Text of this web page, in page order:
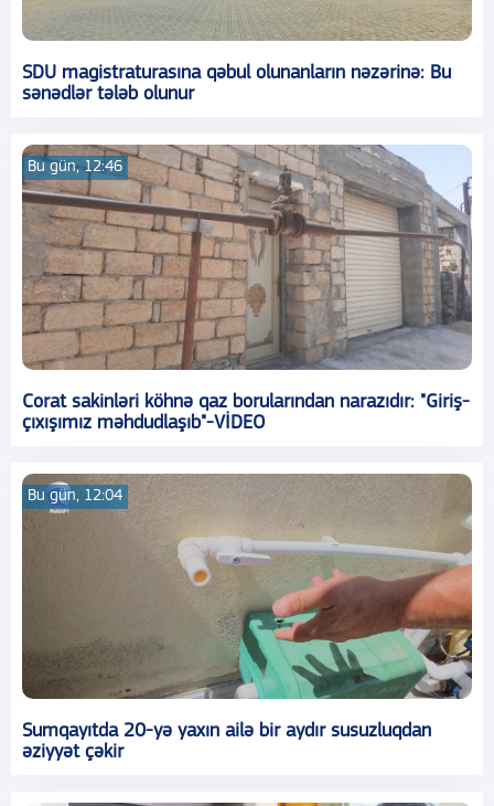
SDU magistraturasına qəbul olunanların nəzərinə: Bu
sənədlər tələb olunur
Bu gün, 12:46
Corat sakinləri köhnə qaz borularından narazıdır: "Giriş-
çıxışımız məhdudlaşıb"-VİDEO
Bu gün, 12:04
Sumqayıtda 20-yə yaxın ailə bir aydır susuzluqdan
əziyyət çəkir